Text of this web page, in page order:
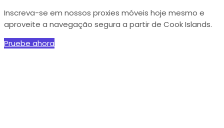
Inscreva-se em nossos proxies móveis hoje mesmo e
aproveite a navegação segura a partir de Cook Islands.
Pruebe ahora